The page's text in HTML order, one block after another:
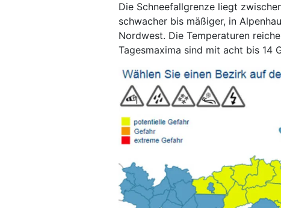
Die Schneefallgrenze liegt
schwacher bis mäßiger, in
Nordwest. Die Temperaturen
Tagesmaxima sind mit acht bis 14